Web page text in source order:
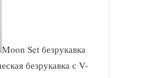
Moon Set безрукавка
безрукавка с V-